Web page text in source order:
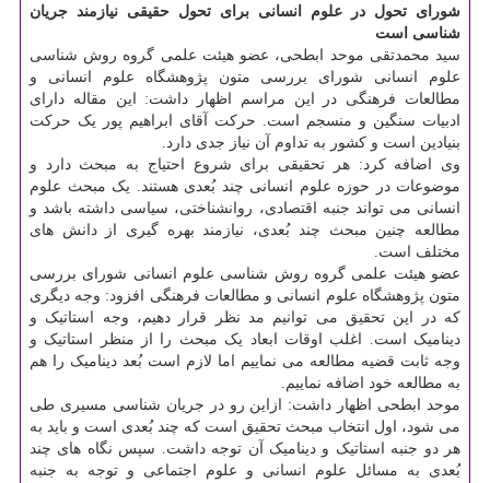
شورای تحول در علوم انسانی برای تحول حقیقی نیازمند جریان
شناسی است
سید محمدتقی موحد ابطحی، عضو هیئت علمی گروه روش شناسی
علوم انسانی شورای بررسی متون پژوهشگاه علوم انسانی و
مطالعات فرهنگی در این مراسم اظهار داشت: این مقاله دارای
ادبیات سنگین و منسجم است. حرکت آقای ابراهیم پور یک حرکت
بنیادین است و کشور به تداوم آن نیاز جدی دارد.
وی اضافه کرد: هر تحقیقی برای شروع احتیاج به مبحث دارد و
موضوعات در حوزه علوم انسانی چند بُعدی هستند. یک مبحث علوم
انسانی می تواند جنبه اقتصادی، روانشناختی، سیاسی داشته باشد و
مطالعه چنین مبحث چند بُعدی، نیازمند بهره گیری از دانش های
مختلف است.
عضو هیئت علمی گروه روش شناسی علوم انسانی شورای بررسی
متون پژوهشگاه علوم انسانی و مطالعات فرهنگی افزود: وجه دیگری
که در این تحقیق می توانیم مد نظر قرار دهیم، وجه استاتیک و
دینامیک است. اغلب اوقات ابعاد یک مبحث را از منظر استاتیک و
وجه ثابت قضیه مطالعه می نماییم اما لازم است بُعد دینامیک را هم
به مطالعه خود اضافه نماییم.
موحد ابطحی اظهار داشت: ازاین رو در جریان شناسی مسیری طی
می شود، اول انتخاب مبحث تحقیق است که چند بُعدی است و باید به
هر دو جنبه استاتیک و دینامیک آن توجه داشت. سپس نگاه های چند
بُعدی به مسائل علوم انسانی و علوم اجتماعی و توجه به جنبه